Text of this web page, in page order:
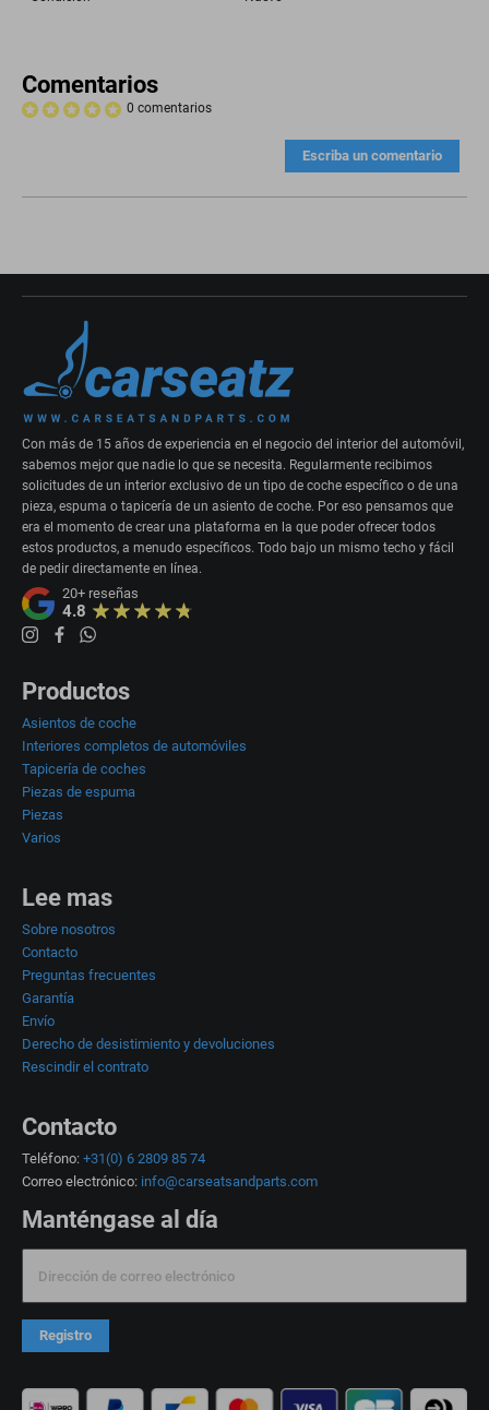
Comentarios
0 comentarios
Escriba un comentario
Con más de 15 años de experiencia en el negocio del interior del automóvil,
sabemos mejor que nadie lo que se necesita. Regularmente recibimos
solicitudes de un interior exclusivo de un tipo de coche específico o de una
pieza, espuma o tapicería de un asiento de coche. Por eso pensamos que
era el momento de crear una plataforma en la que poder ofrecer todos
estos productos, a menudo específicos. Todo bajo un mismo techo y fácil
de pedir directamente en línea.
20+ reseñas
4.8
Productos
Asientos de coche
Interiores completos de automóviles
Tapicería de coches
Piezas de espuma
Piezas
Varios
Lee mas
Sobre nosotros
Contacto
Preguntas frecuentes
Garantía
Envío
Derecho de desistimiento y devoluciones
Rescindir el contrato
Contacto
Teléfono: +31(0) 6 2809 85 74
Correo electrónico: info@carseatsandparts.com
Manténgase al día
Dirección de correo electrónico
Registro